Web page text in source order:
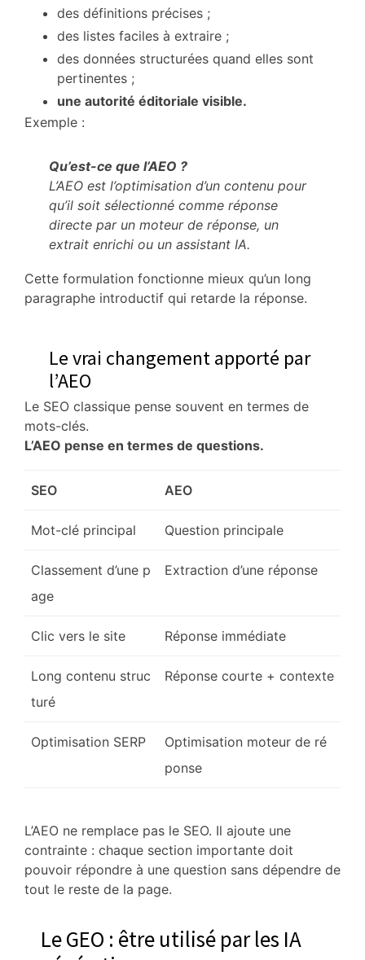
des définitions précises ;
des listes faciles à extraire ;
des données structurées quand elles sont
pertinentes ;
une autorité éditoriale visible.
Exemple :
Qu’est-ce que l’AEO ?
L’AEO est l’optimisation d’un contenu pour
qu’il soit sélectionné comme réponse
directe par un moteur de réponse, un
extrait enrichi ou un assistant IA.
Cette formulation fonctionne mieux qu’un long
paragraphe introductif qui retarde la réponse.
Le vrai changement apporté par
l’AEO
Le SEO classique pense souvent en termes de
mots-clés.
L’AEO pense en termes de questions.
SEO AEO
Mot-clé principal Question principale
Classement d’une p
age
Extraction d’une réponse
Clic vers le site Réponse immédiate
Long contenu struc
turé
Réponse courte + contexte
Optimisation SERP
Optimisation moteur de ré
ponse
L’AEO ne remplace pas le SEO. Il ajoute une
contrainte : chaque section importante doit
pouvoir répondre à une question sans dépendre de
tout le reste de la page.
Le GEO : être utilisé par les IA